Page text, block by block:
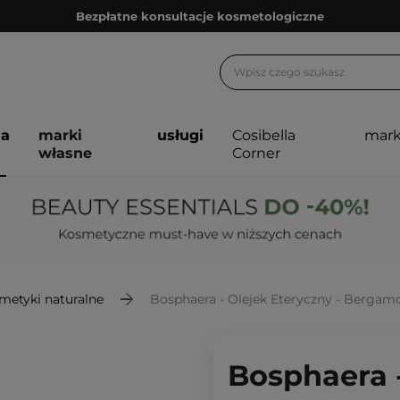
Bezpłatne konsultacje kosmetologiczne
Poleć nas i zyskaj jeszcze więcej punktów
Bezpłatne konsultacje kosmetologiczne
Poleć nas i zyskaj jeszcze więcej punktów
Zapisz się na newsletter pełen porad
marki
własne
usługi
Cosibella
Corner
naturalne Bosphaera - Olejek Eteryczny -
Bosphaera